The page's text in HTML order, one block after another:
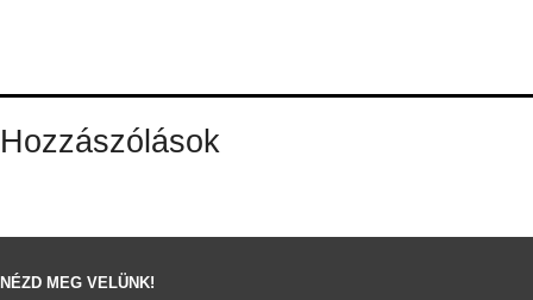
Hozzászólások
NÉZD MEG VELÜNK!